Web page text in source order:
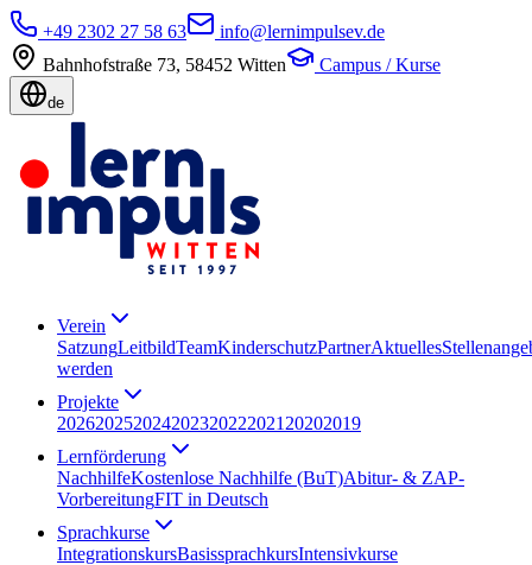
+49 2302 27 58 63
info@lernimpulsev.de
Bahnhofstraße 73, 58452 Witten Campus / Kurse
de
Verein
SatzungLeitbildTeamKinderschutzPartnerAktuelles
werden
Projekte
202620252024202320222021 20202019
Lernförderung
NachhilfeKostenlose Nachhilfe (BuT)Abitur- & ZAP-
VorbereitungFIT in Deutsch
Sprachkurse
IntegrationskursBasissprachkursIntensivkurse